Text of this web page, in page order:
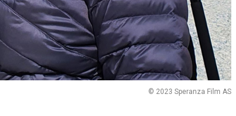
© 2023 Speranza Film AS